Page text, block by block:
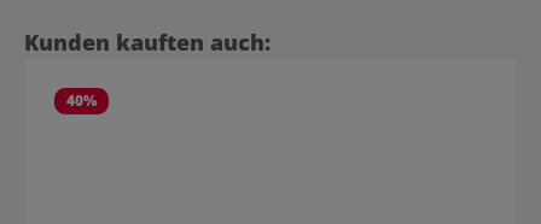
Produktgalerie überspringen
Kunden kauften auch:
40%